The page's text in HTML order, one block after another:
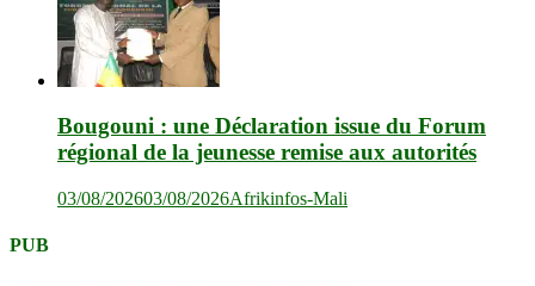
Bougouni : une Déclaration issue du Forum
régional de la jeunesse remise aux autorités
03/08/202603/08/2026Afrikinfos-Mali
PUB